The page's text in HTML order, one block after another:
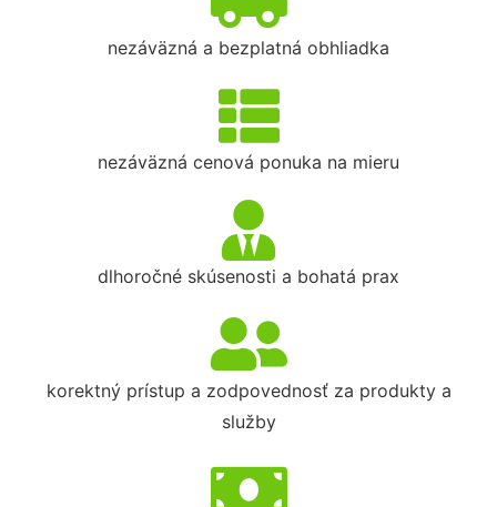
nezáväzná a bezplatná obhliadka
nezáväzná cenová ponuka na mieru
dlhoročné skúsenosti a bohatá prax
korektný prístup a zodpovednosť za produkty a
služby